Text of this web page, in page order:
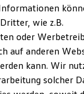
Updates
ID. Polo
vor Ort in
wie z.B.
oder
auf anderen
kann. Wir
solcher